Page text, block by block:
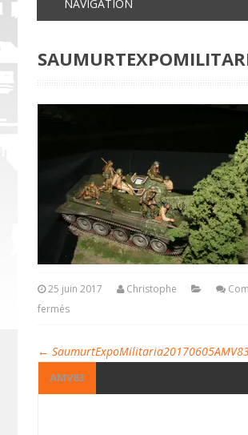
25 juin 2017 Christophe
fermés
←
AMV83